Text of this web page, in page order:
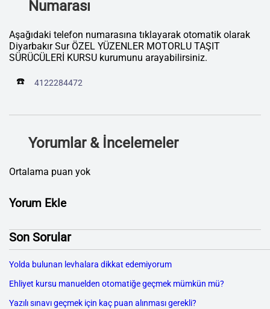
Numarası
Aşağıdaki telefon numarasına tıklayarak otomatik olarak
Diyarbakır Sur ÖZEL YÜZENLER MOTORLU TAŞIT
SÜRÜCÜLERİ KURSU kurumunu arayabilirsiniz.
☎️ 4122284472
Yorumlar & İncelemeler
Ortalama puan yok
Yorum Ekle
Son Sorular
Yolda bulunan levhalara dikkat edemiyorum
Ehliyet kursu manuelden otomatiğe geçmek mümkün mü?
Yazılı sınavı geçmek için kaç puan alınması gerekli?